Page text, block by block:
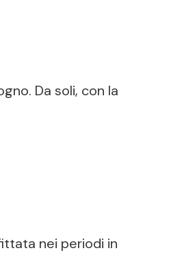
Da soli, con la
nei periodi in